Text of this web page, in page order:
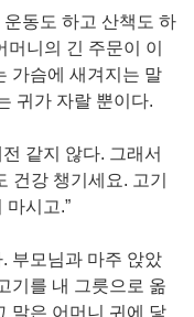
동도 하고 산책도 하
머니의 긴 주문이 이
가슴에 새겨지는 말
귀가 자랄 뿐이다.
같지 않다. 그래서
건강 챙기세요. 고기
마시고.”
부모님과 마주 앉았
기를 내 그릇으로 옮
말은 어머니 귀에 닿